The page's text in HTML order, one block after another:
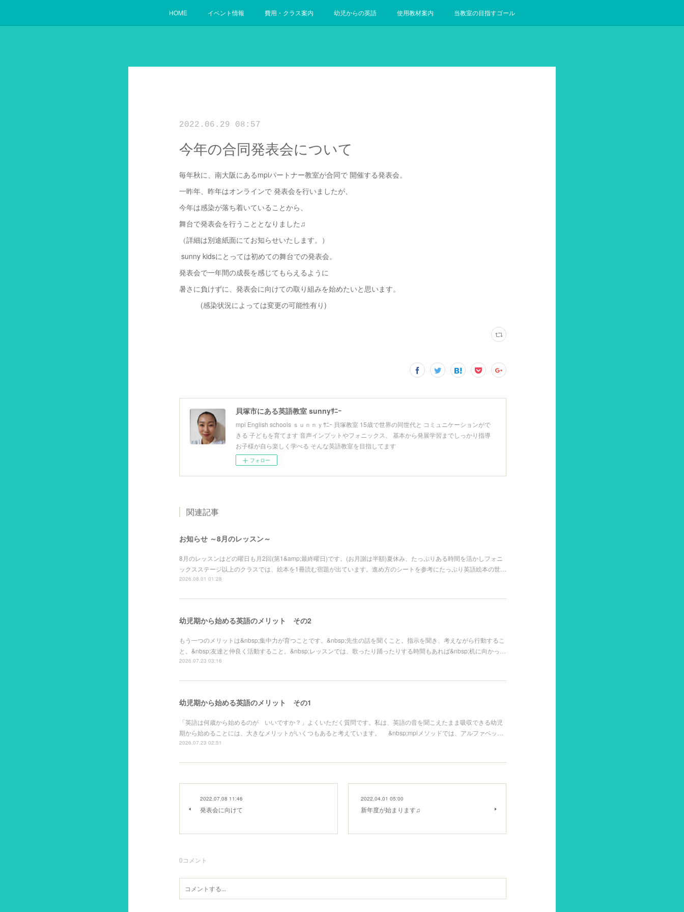
HOME イベント情報 費用・クラス案内 幼児からの英語 使用教材案内 当教室の目指すゴール
2022.06.29 08:57
今年の合同発表会について
毎年秋に、南大阪にあるmpiパートナー教室が合同で 開催する発表会。
一昨年、昨年はオンラインで 発表会を行いましたが、
今年は感染が落ち着いていることから、
舞台で発表会を行うこととなりました♫
（詳細は別途紙面にてお知らせいたします。）
sunny kidsにとっては初めての舞台での発表会。
発表会で一年間の成長を感じてもらえるように
暑さに負けずに、発表会に向けての取り組みを始めたいと思います。
(感染状況によっては変更の可能性有り)
貝塚市にある英語教室 sunnyｻﾆｰ
mpi English schools ｓｕｎｎｙｻﾆｰ 貝塚教室 15歳で世界の同世代と コミュニケーションがで
きる 子どもを育てます 音声インプットやフォニックス、 基本から発展学習までしっかり指導
お子様が自ら楽しく学べる そんな英語教室を目指してます
フォロー
関連記事
お知らせ ～8月のレッスン～
8月のレッスンはどの曜日も月2回(第1&amp;最終曜日)です。(お月謝は半額)夏休み、たっぷりある時間を活かしフォニ
ックスステージ以上のクラスでは、絵本を1冊読む宿題が出ています。進め方のシートを参考にたっぷり英語絵本の世…
2026.08.01 01:28
幼児期から始める英語のメリット その2
もう一つのメリットは&nbsp;集中力が育つことです。&nbsp;先生の話を聞くこと。指示を聞き、考えながら行動するこ
と。&nbsp;友達と仲良く活動すること。&nbsp;レッスンでは、歌ったり踊ったりする時間もあれば&nbsp;机に向かっ…
2026.07.23 03:16
幼児期から始める英語のメリット その1
「英語は何歳から始めるのが いいですか？」よくいただく質問です。私は、英語の音を聞こえたまま吸収できる幼児
期から始めることには、大きなメリットがいくつもあると考えています。 &nbsp;mpiメソッドでは、アルファベッ…
2026.07.23 02:51
2022.07.08 11:46
発表会に向けて
2022.04.01 05:00
新年度が始まります♫
0コメント